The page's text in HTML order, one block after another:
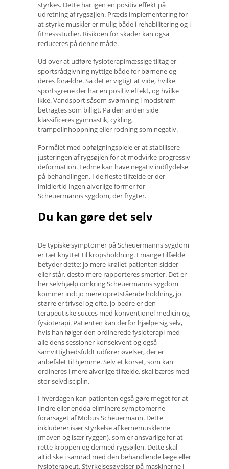
styrkes. Dette har igen en positiv effekt på
udretning af rygsøjlen. Præcis implementering for
at styrke muskler er mulig både i rehabilitering og i
fitnessstudier. Risikoen for skader kan også
reduceres på denne måde.
Ud over at udføre fysioterapimæssige tiltag er
sportsrådgivning nyttige både for børnene og
deres forældre. Så det er vigtigt at vide, hvilke
sportsgrene der har en positiv effekt, og hvilke
ikke. Vandsport såsom svømning i modstrøm
betragtes som billigt. På den anden side
klassificeres gymnastik, cykling,
trampolinhoppning eller rodning som negativ.
Formålet med opfølgningspleje er at stabilisere
justeringen af ​​rygsøjlen for at modvirke progressiv
deformation. Fedme kan have negativ indflydelse
på behandlingen. I de fleste tilfælde er der
imidlertid ingen alvorlige former for
Scheuermanns sygdom, der frygter.
Du kan gøre det selv
De typiske symptomer på Scheuermanns sygdom
er tæt knyttet til kropsholdning. I mange tilfælde
betyder dette: jo mere krøllet patienten sidder
eller står, desto mere rapporteres smerter. Det er
her selvhjælp omkring Scheuermanns sygdom
kommer ind: jo mere opretstående holdning, jo
større er trivsel og ofte, jo bedre er den
terapeutiske succes med konventionel medicin og
fysioterapi. Patienten kan derfor hjælpe sig selv,
hvis han følger den ordinerede fysioterapi med
alle dens sessioner konsekvent og også
samvittighedsfuldt udfører øvelser, der er
anbefalet til hjemme. Selv et korset, som kan
ordineres i mere alvorlige tilfælde, skal bæres med
stor selvdisciplin.
I hverdagen kan patienten også gøre meget for at
lindre eller endda eliminere symptomerne
forårsaget af Mobus Scheuermann. Dette
inkluderer især styrkelse af kernemusklerne
(maven og især ryggen), som er ansvarlige for at
rette kroppen og dermed rygsøjlen. Dette skal
altid ske i samråd med den behandlende læge eller
fysioterapeut. Styrkelsesøvelser på maskinerne i